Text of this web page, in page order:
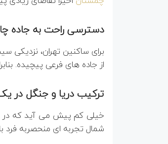
دسترسی راحت به جاده
از جاده های فرعی پیچیده.
ترکیب دریا و جنگل در
خیلی کم پیش می آید که در
شمال تجربه ای منحصربه فرد